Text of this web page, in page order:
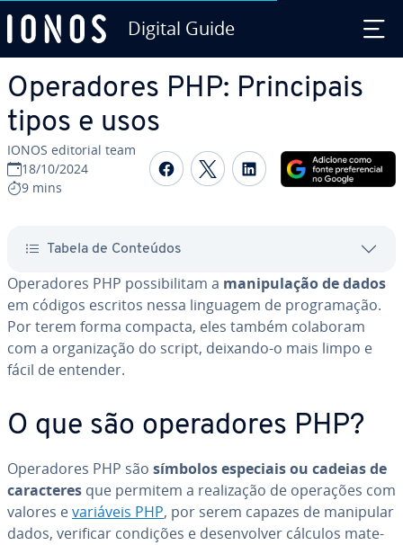
Digital Guide
Ope­ra­do­res PHP: Prin­ci­pais
tipos e usos
IONOS editorial team
18/10/2024
9 mins
Com­par­ti­lhar no
Com­par­ti­lhar no
Com­par­ti­lhar
Tabela de Conteúdos
Ope­ra­do­res PHP pos­si­bi­li­tam a ma­ni­pu­la­ção de dados
em códigos escritos nessa linguagem de pro­gra­ma­ção.
Por terem forma compacta, eles também colaboram
com a or­ga­ni­za­ção do script, deixando-o mais limpo e
fácil de entender.
O que são ope­ra­do­res PHP?
Ope­ra­do­res PHP são símbolos especiais ou cadeias de
ca­rac­te­res que permitem a re­a­li­za­ção de operações com
valores evariáveis PHP, por serem capazes de manipular
dados, verificar condições e de­sen­vol­ver cálculos ma­te­